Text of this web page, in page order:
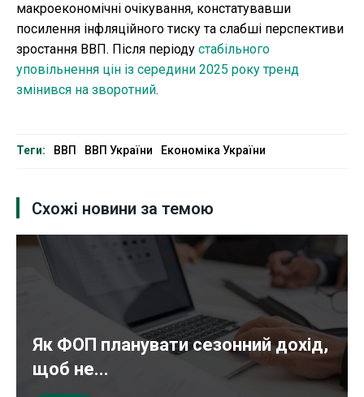
макроекономічні очікування, констатувавши
посилення інфляційного тиску та слабші перспективи
зростання ВВП. Після періоду стабільного
уповільнення цін із середини 2025 року тренд
змінився на зворотний.
Теги: ВВП ВВП України Економіка України
Схожі новини за темою
Як ФОП планувати сезонний дохід,
щоб не...